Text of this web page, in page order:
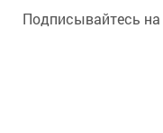
Подписывайтесь на